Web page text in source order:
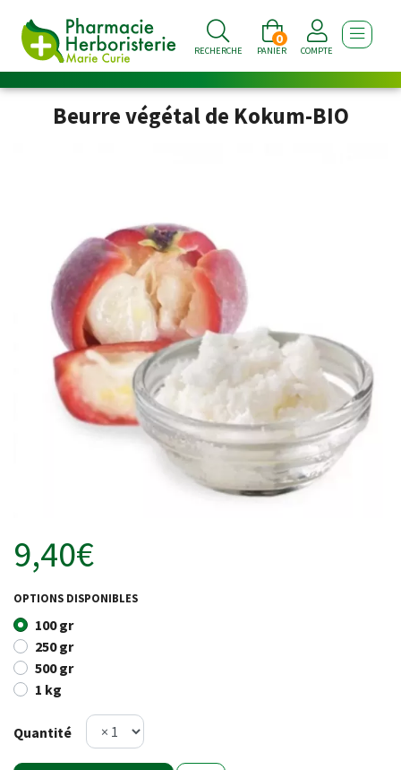
RECHERCHE PANIER
0
COMPTE
Beurre végétal de Kokum-BIO
9,40€
OPTIONS DISPONIBLES
100 gr
250 gr
500 gr
1 kg
Quantité